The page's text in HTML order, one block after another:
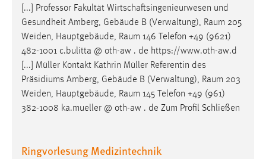
[...] Professor Fakultät Wirtschaftsingenieurwesen und
Gesundheit Amberg, Gebäude B (Verwaltung), Raum 205
Weiden, Hauptgebäude, Raum 146 Telefon +49 (9621)
482-1001 c.bulitta @ oth-aw . de https://www.oth-aw.d
[...] Müller Kontakt Kathrin Müller Referentin des
Präsidiums Amberg, Gebäude B (Verwaltung), Raum 203
Weiden, Hauptgebäude, Raum 145 Telefon +49 (961)
382-1008 ka.mueller @ oth-aw . de Zum Profil Schließen
Ringvorlesung Medizintechnik